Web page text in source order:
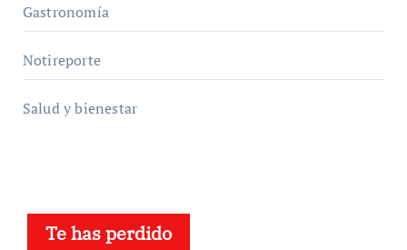
Gastronomía
Notireporte
Salud y bienestar
Te has perdido